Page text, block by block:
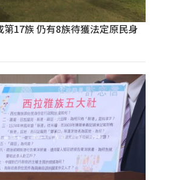
第17族 仍有8族待獲法定原民身